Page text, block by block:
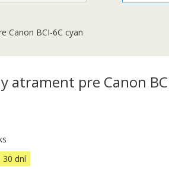
Canon BCI-6C cyan
atrament pre Canon
30 dní